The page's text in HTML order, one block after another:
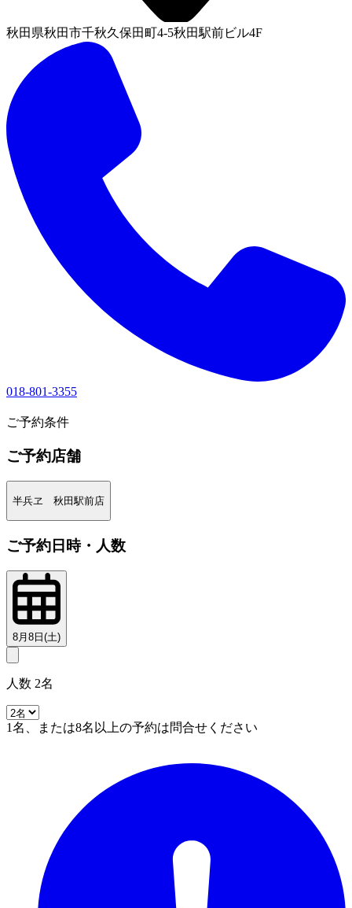
秋田県秋田市千秋久保田町4-5秋田駅前ビル4F
018-801-3355
ご予約条件
ご予約店舗
半兵ヱ 秋田駅前店
ご予約日時・人数
8月8日(土)
人数 2名
1名、または8名以上の予約は問合せください